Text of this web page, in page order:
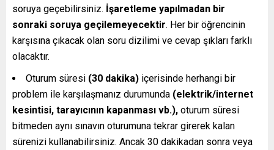
soruya geçebilirsiniz. İşaretleme yapılmadan bir
sonraki soruya geçilemeyecektir. Her bir öğrencinin
karşısına çıkacak olan soru dizilimi ve cevap şıkları farklı
olacaktır.
Oturum süresi (30 dakika) içerisinde herhangi bir
problem ile karşılaşmanız durumunda (elektrik/internet
kesintisi, tarayıcının kapanması vb.), oturum süresi
bitmeden aynı sınavın oturumuna tekrar girerek kalan
sürenizi kullanabilirsiniz. Ancak 30 dakikadan sonra veya